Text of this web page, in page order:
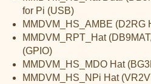
for Pi (USB)
MMDVM_HS_AMBE (D2RG
MMDVM_RPT_Hat
(GPIO)
MMDVM_HS_MDO Hat
MMDVM_HS_NPi Hat